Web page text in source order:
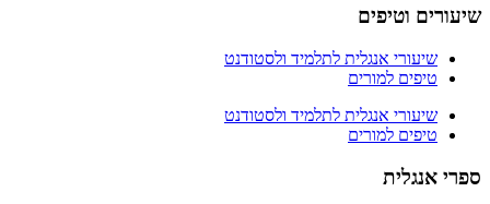
שיעורים וטיפים
שיעורי אנגלית לתלמיד ולסטודנט
טיפים למורים
שיעורי אנגלית לתלמיד ולסטודנט
טיפים למורים
ספרי אנגלית